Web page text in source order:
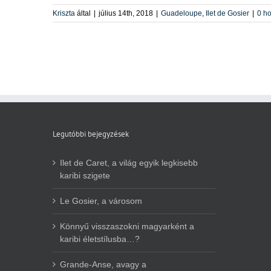
Kriszta által július 14th, 2018 Guadeloupe, Ilet de Gosier 0
Legutóbbi bejegyzések
Ilet de Caret, a világ egyik legkisebb
karibi szigete
Le Gosier, a városom
Könnyű visszaszokni magyarként a
karibi életstílusba…?
Grande-Anse, avagy a